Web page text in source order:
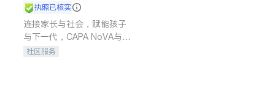
执照已核实
连接家长与社会，赋能孩子
与下一代，CAPA NoVA与您
携手建设包容、公平、充满
社区服务